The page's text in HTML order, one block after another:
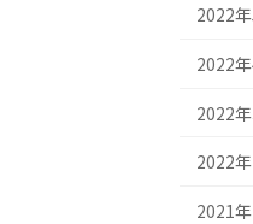
2022
2022
2022
2022
2021